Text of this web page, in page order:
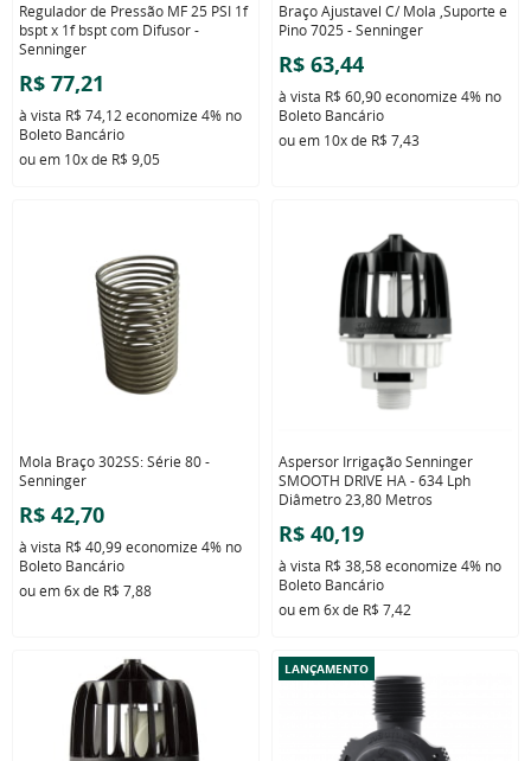
Regulador de Pressão MF 25 PSI 1f
bspt x 1f bspt com Difusor -
Senninger
R$ 77,21
à vista R$ 74,12 economize 4% no
Boleto Bancário
ou em 10xde R$ 9,05
Braço Ajustavel C/ Mola ,Suporte e
Pino 7025 - Senninger
R$ 63,44
à vista R$ 60,90economize 4% no
Boleto Bancário
ou em 10xde R$ 7,43
Mola Braço 302SS: Série 80 -
Senninger
R$ 42,70
à vista R$ 40,99economize 4% no
Boleto Bancário
ou em6xde R$ 7,88
Aspersor Irrigação Senninger
SMOOTH DRIVE HA - 634 Lph
Diâmetro 23,80 Metros
R$ 40,19
à vista R$ 38,58economize 4% no
Boleto Bancário
ou em6xde R$ 7,42
LANÇAMENTO